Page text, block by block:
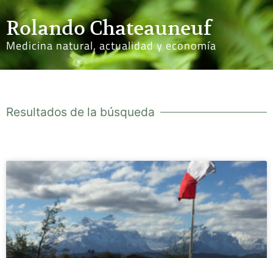
Rolando Chateauneuf
Medicina natural, actualidad y economía
Resultados de la búsqueda